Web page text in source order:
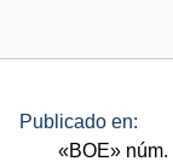
Publicado en:
«BOE» núm.